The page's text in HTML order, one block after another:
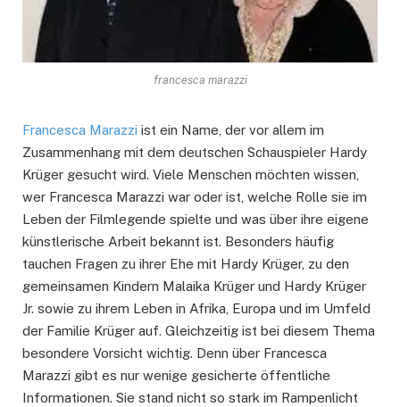
francesca marazzi
Francesca Marazzi ist ein Name, der vor allem im
Zusammenhang mit dem deutschen Schauspieler Hardy
Krüger gesucht wird. Viele Menschen möchten wissen,
wer Francesca Marazzi war oder ist, welche Rolle sie im
Leben der Filmlegende spielte und was über ihre eigene
künstlerische Arbeit bekannt ist. Besonders häufig
tauchen Fragen zu ihrer Ehe mit Hardy Krüger, zu den
gemeinsamen Kindern Malaika Krüger und Hardy Krüger
Jr. sowie zu ihrem Leben in Afrika, Europa und im Umfeld
der Familie Krüger auf. Gleichzeitig ist bei diesem Thema
besondere Vorsicht wichtig. Denn über Francesca
Marazzi gibt es nur wenige gesicherte öffentliche
Informationen. Sie stand nicht so stark im Rampenlicht